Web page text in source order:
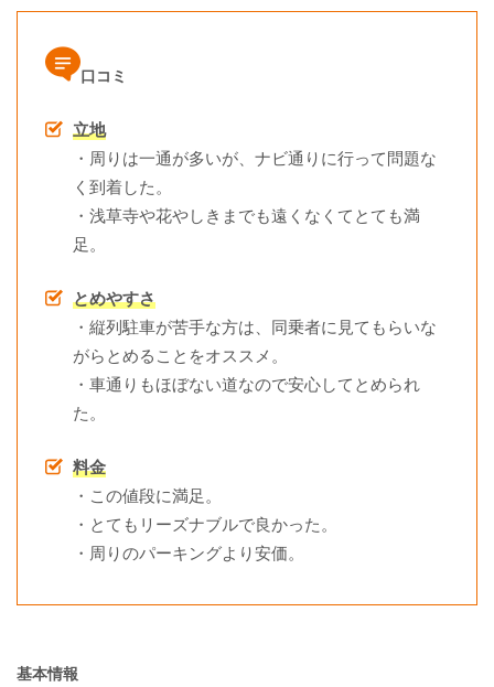
口コミ
立地
・周りは一通が多いが、ナビ通りに行って問題な
く到着した。
・浅草寺や花やしきまでも遠くなくてとても満
足。
とめやすさ
・縦列駐車が苦手な方は、同乗者に見てもらいな
がらとめることをオススメ。
・車通りもほぼない道なので安心してとめられ
た。
料金
・この値段に満足。
・とてもリーズナブルで良かった。
・周りのパーキングより安価。
基本情報